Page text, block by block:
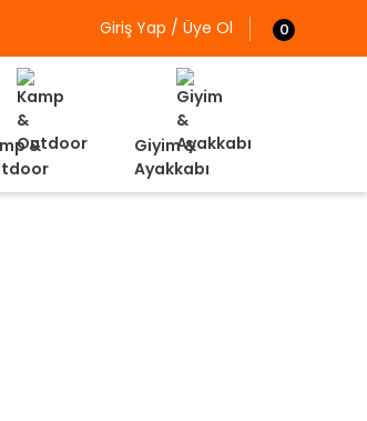
Giriş Yap / Üye Ol 0
&
Giyim &
Ayakkabı